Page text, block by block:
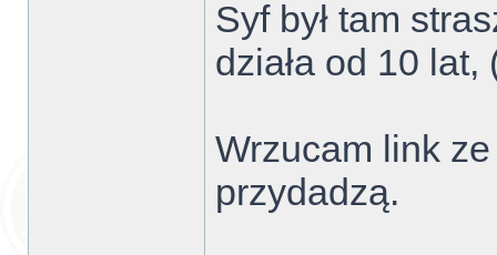
Syf był tam
działa od 10
Wrzucam link
przydadzą.